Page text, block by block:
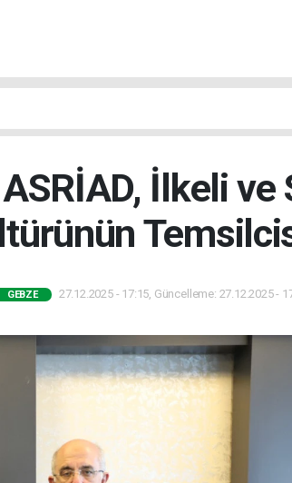
ASRİAD, İlkeli
GEBZE 27.12.2025 - 17:15, Güncelleme: 27.12.2025 -